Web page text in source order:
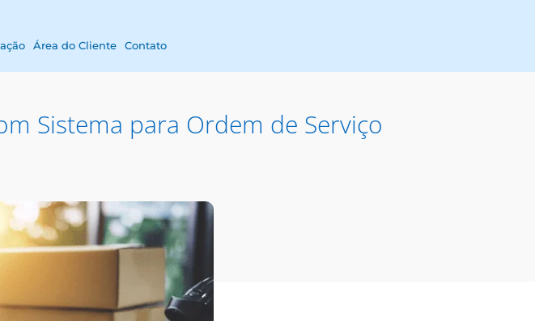
Área do Cliente Contato
Sistema para Ordem de Serviço